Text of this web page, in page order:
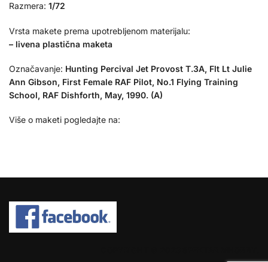
Razmera: 1/72
Vrsta makete prema upotrebljenom materijalu:
– livena plastična maketa
Označavanje: Hunting Percival Jet Provost T.3A, Flt Lt Julie
Ann Gibson, First Female RAF Pilot, No.1 Flying Training
School, RAF Dishforth, May, 1990. (A)
Više o maketi pogledajte na: